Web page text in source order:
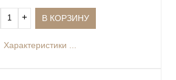
+ В КОРЗИНУ
Характеристики ...